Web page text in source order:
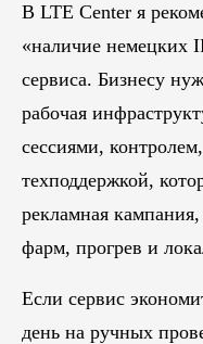
В LTE Center я
«наличие немецких
сервиса. Бизнесу
рабочая
сессиями,
техподдержкой,
рекламная
фарм, прогрев и
Если сервис
день на ручных
ПЕРЕЙТИ В